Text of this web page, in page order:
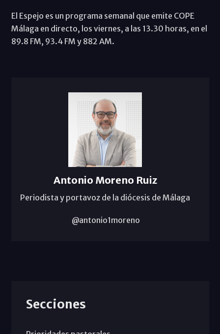
El Espejo es un programa semanal que emite COPE
Málaga en directo, los viernes, a las 13.30 horas, en el
89.8 FM, 93.4 FM y 882 AM.
Antonio Moreno Ruiz
Periodista y portavoz de la diócesis de Málaga
@antonio1moreno
Secciones